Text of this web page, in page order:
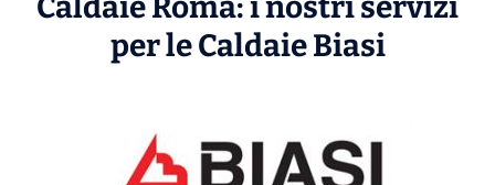
Caldaie Roma: i nostri servizi
per le CaldaieBiasi